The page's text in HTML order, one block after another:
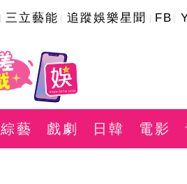
三立藝能 追蹤娛樂星聞 FB
綜藝 戲劇 日韓 電影